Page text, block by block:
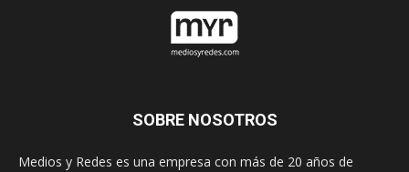
SOBRE NOSOTROS
Medios y Redes es una empresa con más de 20 años de